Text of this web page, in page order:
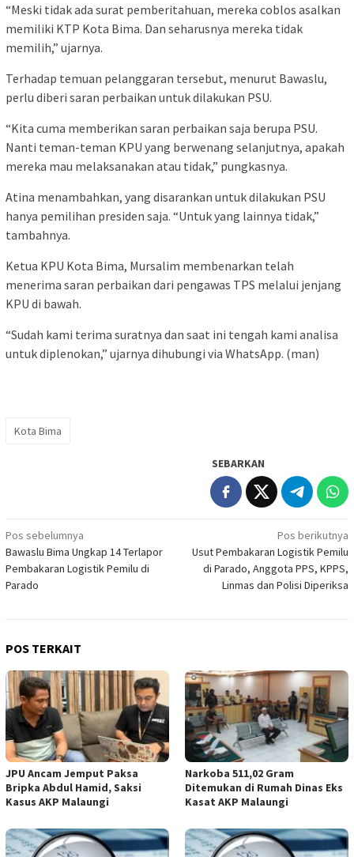
“Meski tidak ada surat pemberitahuan, mereka coblos asalkan
memiliki KTP Kota Bima. Dan seharusnya mereka tidak
memilih,” ujarnya.
Terhadap temuan pelanggaran tersebut, menurut Bawaslu,
perlu diberi saran perbaikan untuk dilakukan PSU.
“Kita cuma memberikan saran perbaikan saja berupa PSU.
Nanti teman-teman KPU yang berwenang selanjutnya, apakah
mereka mau melaksanakan atau tidak,” pungkasnya.
Atina menambahkan, yang disarankan untuk dilakukan PSU
hanya pemilihan presiden saja. “Untuk yang lainnya tidak,”
tambahnya.
Ketua KPU Kota Bima, Mursalim membenarkan telah
menerima saran perbaikan dari pengawas TPS melalui jenjang
KPU di bawah.
“Sudah kami terima suratnya dan saat ini tengah kami analisa
untuk diplenokan,” ujarnya dihubungi via WhatsApp. (man)
Kota Bima
SEBARKAN
Navigasi
pos
Pos sebelumnya
Bawaslu Bima Ungkap 14 Terlapor
Pembakaran Logistik Pemilu di
Parado
Pos berikutnya
Usut Pembakaran Logistik Pemilu
di Parado, Anggota PPS, KPPS,
Linmas dan Polisi Diperiksa
POS TERKAIT
JPU Ancam Jemput Paksa
Bripka Abdul Hamid, Saksi
Kasus AKP Malaungi
Narkoba 511,02 Gram
Ditemukan di Rumah Dinas Eks
Kasat AKP Malaungi